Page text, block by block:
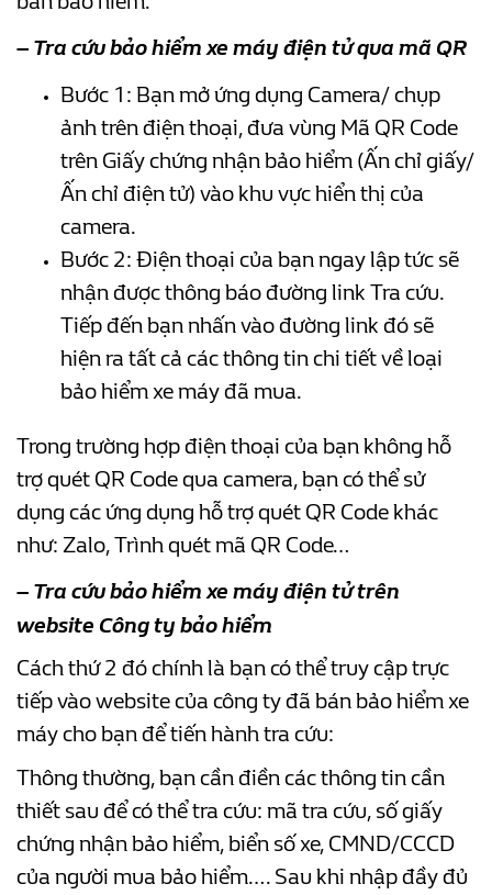
– Tra cứu bảo hiểm xe máy điện tử qua mã QR
Bước 1: Bạn mở ứng dụng Camera/ chụp
ảnh trên điện thoại, đưa vùng Mã QR Code
trên Giấy chứng nhận bảo hiểm (Ấn chỉ giấy/
Ấn chỉ điện tử) vào khu vực hiển thị của
camera.
Bước 2: Điện thoại của bạn ngay lập tức sẽ
nhận được thông báo đường link Tra cứu.
Tiếp đến bạn nhấn vào đường link đó sẽ
hiện ra tất cả các thông tin chi tiết về loại
bảo hiểm xe máy đã mua.
Trong trường hợp điện thoại của bạn không hỗ
trợ quét QR Code qua camera, bạn có thể sử
dụng các ứng dụng hỗ trợ quét QR Code khác
như: Zalo, Trình quét mã QR Code…
– Tra cứu bảo hiểm xe máy điện tửtrên
website Công ty bảo hiểm
Cách thứ 2 đó chính là bạn có thể truy cập trực
tiếp vào website của công ty đã bán bảo hiểm xe
máy cho bạn để tiến hành tra cứu:
Thông thường, bạn cần điền các thông tin cần
thiết sau để có thể tra cứu: mã tra cứu, số giấy
chứng nhận bảo hiểm, biển số xe, CMND/CCCD
của người mua bảo hiểm…. Sau khi nhập đầy đủ